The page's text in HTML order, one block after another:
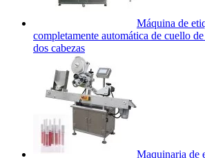
Máquina de
completamente automática de cuello
dos cabezas
Maquinaria de